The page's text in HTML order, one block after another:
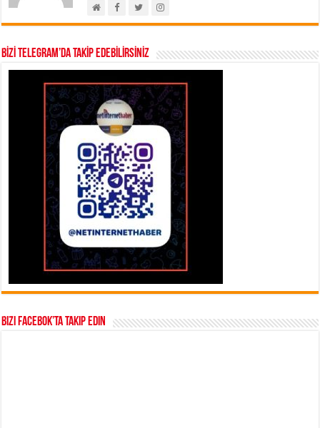
BİZİ TELEGRAM’DA TAKİP EDEBİLİRSİNİZ
Bizi Facebok’ta takip edin